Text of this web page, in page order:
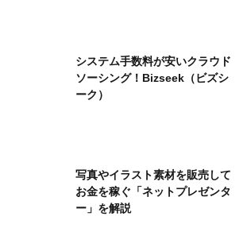
システム手数料が安いクラウド
ソーシング！Bizseek（ビズシ
ーク）
写真やイラスト素材を販売して
お金を稼ぐ「ネットプレゼンタ
ー」を解説